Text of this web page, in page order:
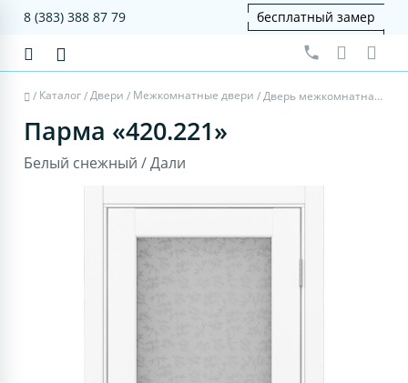
8 (383) 388 87 79 бесплатный замер
/ Каталог/Двери / Межкомнатные двери / Дверь межкомнатная Парма 420.221 - белый снежный, дали
Парма «420.221»
Белый снежный / Дали